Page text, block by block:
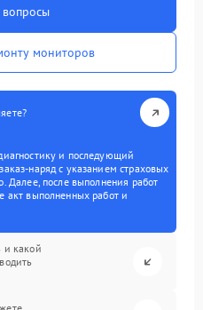
мониторов
и последующий
наряд с указанием страховых
Далее, после выполнения работ
акт выполненных работ и
и какой